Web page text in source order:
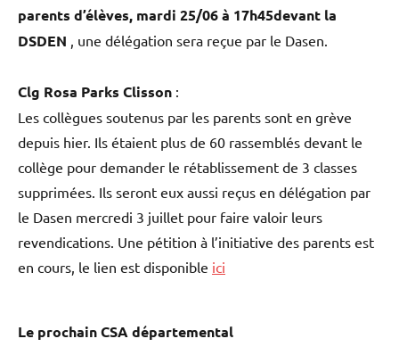
parents d’élèves, mardi 25/06 à 17h45devant la
DSDEN , une délégation sera reçue par le Dasen.
Clg Rosa Parks Clisson :
Les collègues soutenus par les parents sont en grève
depuis hier. Ils étaient plus de 60 rassemblés devant le
collège pour demander le rétablissement de 3 classes
supprimées. Ils seront eux aussi reçus en délégation par
le Dasen mercredi 3 juillet pour faire valoir leurs
revendications. Une pétition à l’initiative des parents est
en cours, le lien est disponible ici
Le prochain CSA départemental